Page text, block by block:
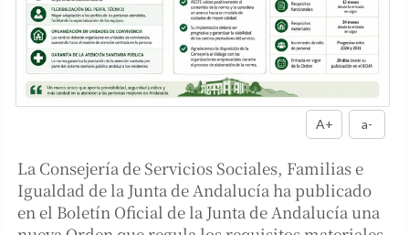
A+ a-
La Consejería de Servicios Sociales, Familias e
Igualdad de la Junta de Andalucía ha publicado
en el Boletín Oficial de la Junta de Andalucía una